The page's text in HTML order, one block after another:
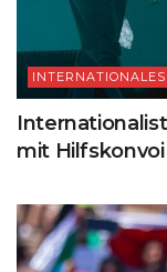
INTERNATIONALES
mit